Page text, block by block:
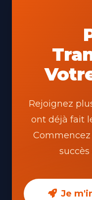
Rejoignez
ont déjà fait
Je